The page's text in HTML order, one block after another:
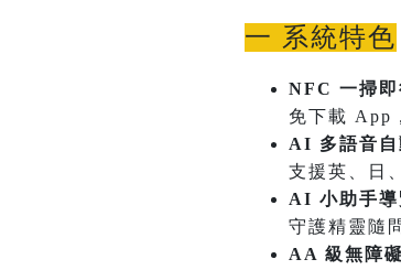
一 系統特色
NFC 一掃即
免下載 App
AI 多語音自
支援英、日
AI 小助手導
守護精靈隨
AA 級無障